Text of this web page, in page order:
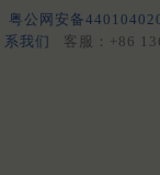
粤公网安备
系我们
客服：+86